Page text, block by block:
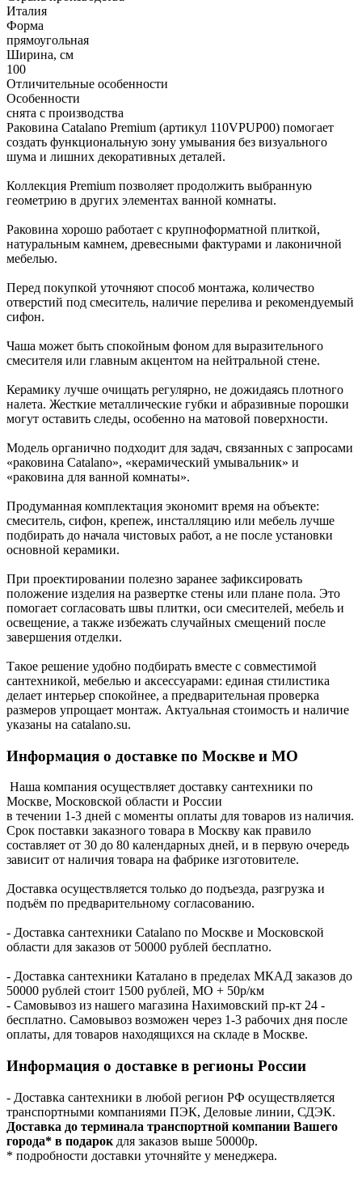
Италия
Форма
прямоугольная
Ширина, см
100
Отличительные особенности
Особенности
снята с производства
Раковина Catalano Premium (артикул 110VPUP00) помогает
создать функциональную зону умывания без визуального
шума и лишних декоративных деталей.
Коллекция Premium позволяет продолжить выбранную
геометрию в других элементах ванной комнаты.
Раковина хорошо работает с крупноформатной плиткой,
натуральным камнем, древесными фактурами и лаконичной
мебелью.
Перед покупкой уточняют способ монтажа, количество
отверстий под смеситель, наличие перелива и рекомендуемый
сифон.
Чаша может быть спокойным фоном для выразительного
смесителя или главным акцентом на нейтральной стене.
Керамику лучше очищать регулярно, не дожидаясь плотного
налета. Жесткие металлические губки и абразивные порошки
могут оставить следы, особенно на матовой поверхности.
Модель органично подходит для задач, связанных с запросами
«раковина Catalano», «керамический умывальник» и
«раковина для ванной комнаты».
Продуманная комплектация экономит время на объекте:
смеситель, сифон, крепеж, инсталляцию или мебель лучше
подбирать до начала чистовых работ, а не после установки
основной керамики.
При проектировании полезно заранее зафиксировать
положение изделия на развертке стены или плане пола. Это
помогает согласовать швы плитки, оси смесителей, мебель и
освещение, а также избежать случайных смещений после
завершения отделки.
Такое решение удобно подбирать вместе с совместимой
сантехникой, мебелью и аксессуарами: единая стилистика
делает интерьер спокойнее, а предварительная проверка
размеров упрощает монтаж. Актуальная стоимость и наличие
указаны на catalano.su.
Информация о доставке по Москве и МО
Наша компания осуществляет доставку сантехники по
Москве, Московской области и России
в течении 1-3 дней с моменты оплаты для товаров из наличия.
Срок поставки заказного товара в Москву как правило
составляет от 30 до 80 календарных дней, и в первую очередь
зависит от наличия товара на фабрике изготовителе.
Доставка осуществляется только до подъезда, разгрузка и
подъём по предварительному согласованию.
- Доставка сантехники Catalano по Москве и Московской
области для заказов от 50000 рублей бесплатно.
- Доставка сантехники Каталано в пределах МКАД заказов до
50000 рублей стоит 1500 рублей, МО + 50р/км
- Самовывоз из нашего магазина Нахимовский пр-кт 24 -
бесплатно. Самовывоз возможен через 1-3 рабочих дня после
оплаты, для товаров находящихся на складе в Москве.
Информация о доставке в регионы России
- Доставка сантехники в любой регион РФ осуществляется
транспортными компаниями ПЭК, Деловые линии, СДЭК.
Доставка до терминала транспортной компании Вашего
города* в подарок для заказов выше 50000р.
* подробности доставки уточняйте у менеджера.